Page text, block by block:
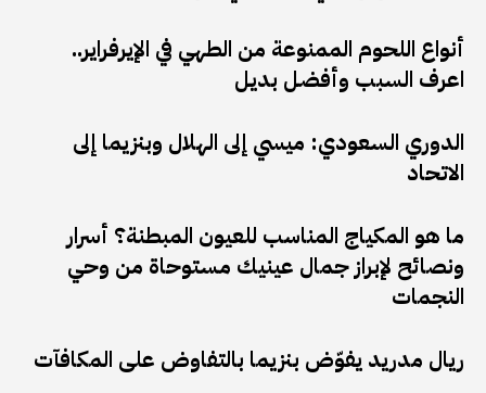
أنواع اللحوم الممنوعة من الطهي في الإيرفراير..
اعرف السبب وأفضل بديل
الدوري السعودي: ميسي إلى الهلال وبنزيما إلى
الاتحاد
ما هو المكياج المناسب للعيون المبطنة؟ أسرار
ونصائح لإبراز جمال عينيك مستوحاة من وحي
النجمات
ريال مدريد يفوّض بنزيما بالتفاوض على المكافآت